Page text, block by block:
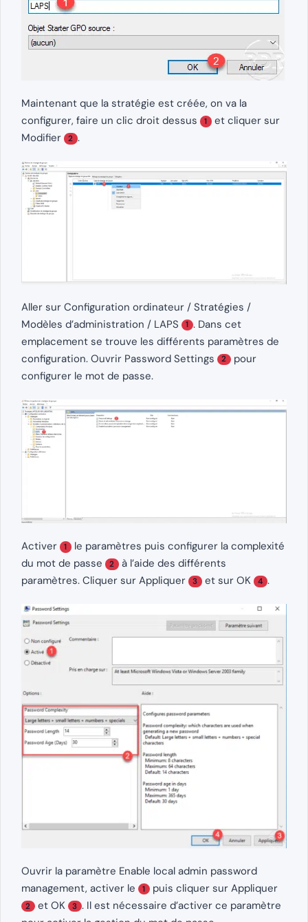
Maintenant que la stratégie est créée, on va la
configurer, faire un clic droit dessus
1 et cliquer sur
Modifier
2 .
Aller sur Configuration ordinateur / Stratégies /
Modèles d’administration / LAPS
1 . Dans cet
emplacement se trouve les différents paramètres de
configuration. Ouvrir Password Settings
2 pour
configurer le mot de passe.
Activer 1 le paramètres puis configurer la complexité
du mot de passe
2 à l’aide des différents
paramètres. Cliquer sur Appliquer
3 et sur OK 4 .
Ouvrir la paramètre Enable local admin password
management, activer le
1 puis cliquer sur Appliquer
2 et OK 3 . Il est nécessaire d’activer ce paramètre